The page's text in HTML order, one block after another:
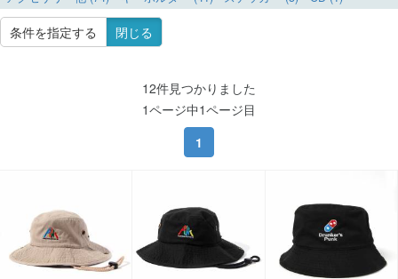
条件を指定する 閉じる
12件見つかりました
1ページ中1ページ目
1